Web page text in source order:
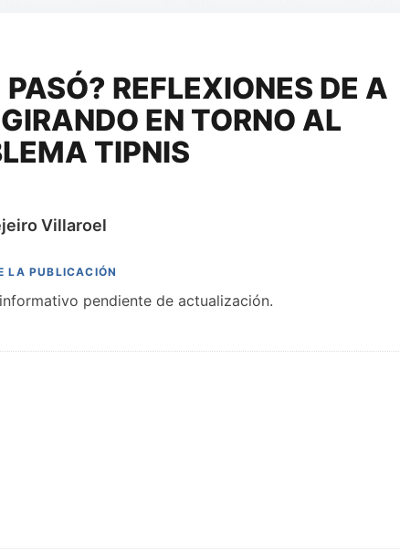
PASÓ? REFLEXIONES DE A
EN TORNO AL
TIPNIS
Villaroel
LA PUBLICACIÓN
pendiente de actualización.